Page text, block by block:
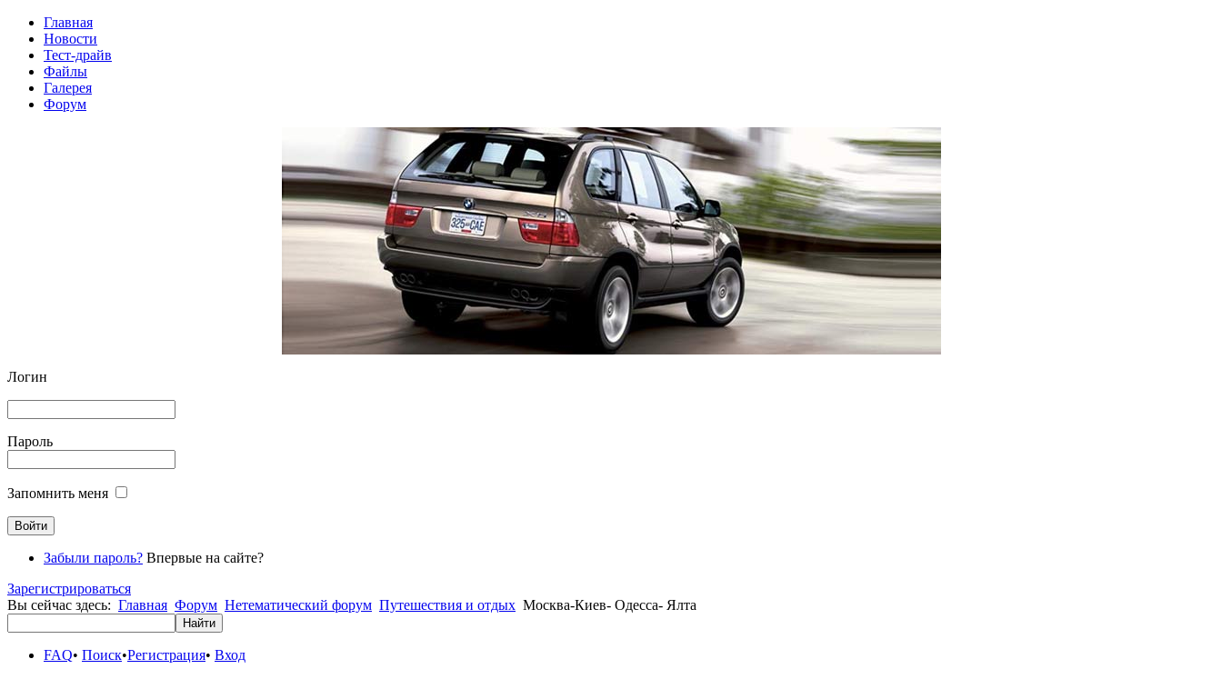
Главная
Новости
Тест-драйв
Файлы
Галерея
Форум
Логин
Пароль
Запомнить меня
Забыли пароль? Впервые на сайте?
Зарегистрироваться
Вы сейчас здесь: Главная Форум Нетематический форум Путешествия и отдых Москва-Киев- Одесса- Ялта
FAQ• Поиск•Регистрация• Вход